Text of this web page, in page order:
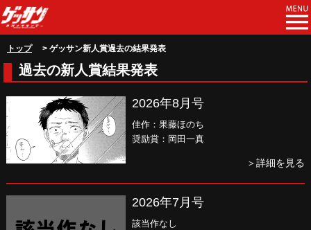
トップ> ゲッサン新人賞過去の結果発表
過去の新人賞結果発表
2026年8月号
佳作：果藤ほのち
奨励賞：岡田一真
＞詳細を見る
2026年7月号
該当作なし